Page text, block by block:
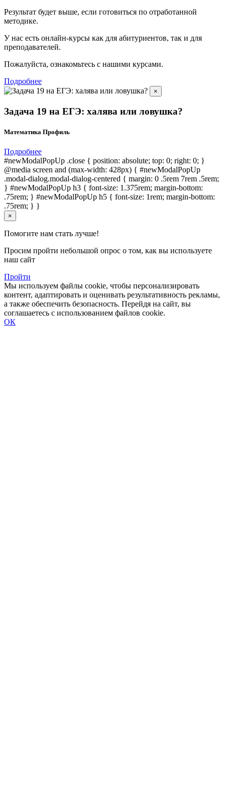
Результат будет выше, если готовиться по отработанной
методике.
У нас есть онлайн-курсы как для абитуриентов, так и для
преподавателей.
Пожалуйста, ознакомьтесь с нашими курсами.
Подробнее
×
Задача 19 на ЕГЭ: халява или ловушка?
Математика Профиль
Подробнее
#newModalPopUp .close { position: absolute; top: 0; right: 0; }
@media screen and (max-width: 428px) { #newModalPopUp
.modal-dialog.modal-dialog-centered { margin: 0 .5rem 7rem .5rem;
} #newModalPopUp h3 { font-size: 1.375rem; margin-bottom:
.75rem; } #newModalPopUp h5 { font-size: 1rem; margin-bottom:
.75rem; } }
×
Помогите нам стать лучше!
Просим пройти небольшой опрос о том, как вы используете
наш сайт
Пройти
Мы используем файлы cookie, чтобы персонализировать
контент, адаптировать и оценивать результативность рекламы,
а также обеспечить безопасность. Перейдя на сайт, вы
соглашаетесь с использованием файлов cookie.
ОК